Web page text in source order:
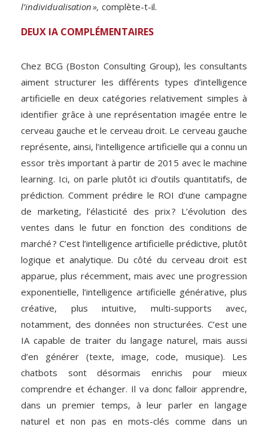
l’individualisation », complète-t-il.
DEUX IA COMPLÉMENTAIRES
Chez BCG (Boston Consulting Group), les consultants
aiment structurer les différents types d’intelligence
artificielle en deux catégories relativement simples à
identifier grâce à une représentation imagée entre le
cerveau gauche et le cerveau droit. Le cerveau gauche
représente, ainsi, l’intelligence artificielle qui a connu un
essor très important à partir de 2015 avec le machine
learning. Ici, on parle plutôt ici d’outils quantitatifs, de
prédiction. Comment prédire le ROI d’une campagne
de marketing, l’élasticité des prix ? L’évolution des
ventes dans le futur en fonction des conditions de
marché ? C’est l’intelligence artificielle prédictive, plutôt
logique et analytique. Du côté du cerveau droit est
apparue, plus récemment, mais avec une progression
exponentielle, l’intelligence artificielle générative, plus
créative, plus intuitive, multi-supports avec,
notamment, des données non structurées. C’est une
IA capable de traiter du langage naturel, mais aussi
d’en générer (texte, image, code, musique). Les
chatbots sont désormais enrichis pour mieux
comprendre et échanger. Il va donc falloir apprendre,
dans un premier temps, à leur parler en langage
naturel et non pas en mots-clés comme dans un